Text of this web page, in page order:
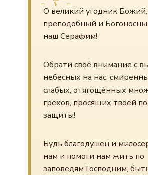
О великий угодник Божий,
преподобный и
наш Серафим!
Обрати своё внимание с
небесных на нас,
слабых, отягощённых
грехов, просящих твоей
защиты!
Будь благодушен и
нам и помоги нам жить по
заповедям Господним,